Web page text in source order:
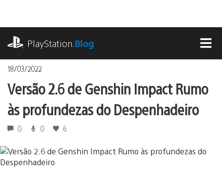
o
conteúdo
PlayStation.Blog
18/03/2022
Versão 2.6 de Genshin Impact Rumo
às profundezas do Despenhadeiro
0 0 6